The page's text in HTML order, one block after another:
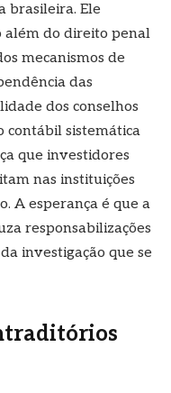
brasileira. Ele
além do direito penal
mecanismos de
das
dos conselhos
contábil sistemática
que investidores
nas instituições
A esperança é que a
responsabilizações
investigação que se